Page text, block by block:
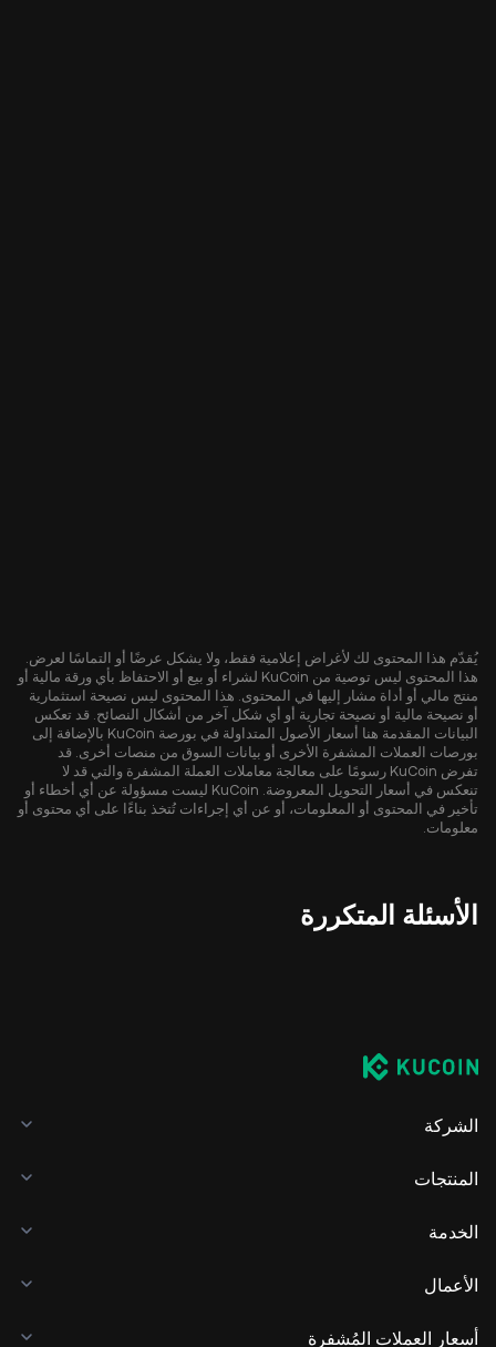
يُقدّم هذا المحتوى لك لأغراض إعلامية فقط، ولا يشكل عرضًا أو التماسًا لعرض.
هذا المحتوى ليس توصية من KuCoin لشراء أو بيع أو الاحتفاظ بأي ورقة مالية أو
منتج مالي أو أداة مشار إليها في المحتوى. هذا المحتوى ليس نصيحة استثمارية
أو نصيحة مالية أو نصيحة تجارية أو أي شكل آخر من أشكال النصائح. قد تعكس
البيانات المقدمة هنا أسعار الأصول المتداولة في بورصة KuCoin بالإضافة إلى
بورصات العملات المشفرة الأخرى أو بيانات السوق من منصات أخرى. قد
تفرض KuCoin رسومًا على معالجة معاملات العملة المشفرة والتي قد لا
تنعكس في أسعار التحويل المعروضة. KuCoin ليست مسؤولة عن أي أخطاء أو
تأخير في المحتوى أو المعلومات، أو عن أي إجراءات تُتخذ بناءًا على أي محتوى أو
معلومات.
الأسئلة المتكررة
الشركة
المنتجات
الخدمة
الأعمال
أسعار العملات المُشفرة